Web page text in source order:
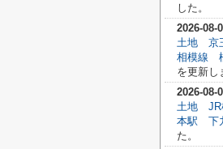
した。
2026-08-
土地 京
相模線
を更新し
2026-08-
土地 JR
本駅 下
た。